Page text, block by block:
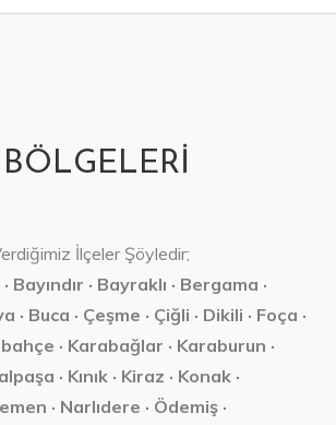
İlçeler Şöyledir;
Bayındır · Bayraklı · Bergama ·
· Buca · Çeşme · Çiğli · Dikili · Foça ·
· Karabağlar · Karaburun ·
· Kınık · Kiraz · Konak ·
· Narlıdere · Ödemiş ·